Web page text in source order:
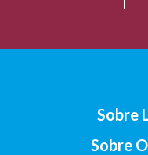
Sobre
Sobre